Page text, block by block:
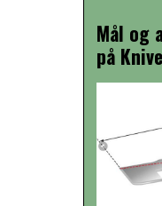
Mål og
på